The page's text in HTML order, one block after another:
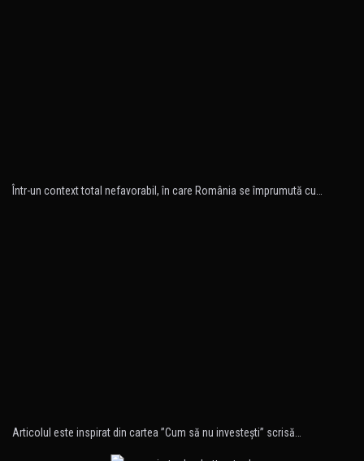
Într-un context total nefavorabil, în care România se împrumută cu…
Articolul este inspirat din cartea ”Cum să nu investeşti” scrisă…